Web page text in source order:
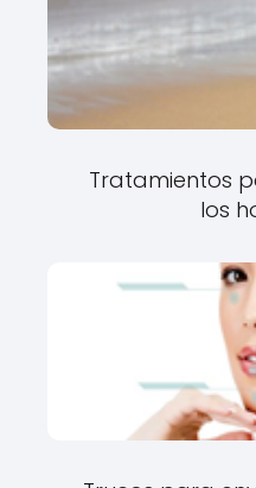
Tratamientos
los